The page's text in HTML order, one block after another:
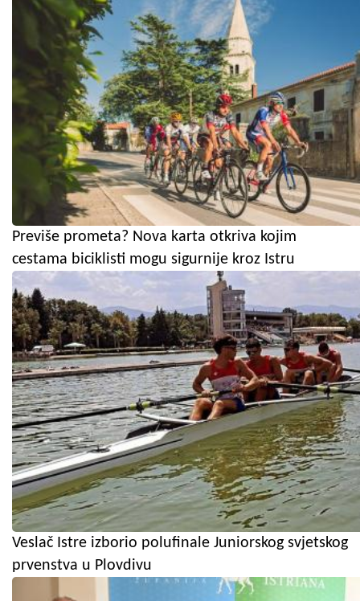
Previše prometa? Nova karta otkriva kojim
cestama biciklisti mogu sigurnije kroz Istru
Veslač Istre izborio polufinale Juniorskog svjetskog
prvenstva u Plovdivu